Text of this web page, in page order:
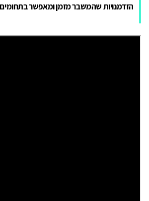
הזדמנויות שהמשבר מזמן ומאפשר בתחומים